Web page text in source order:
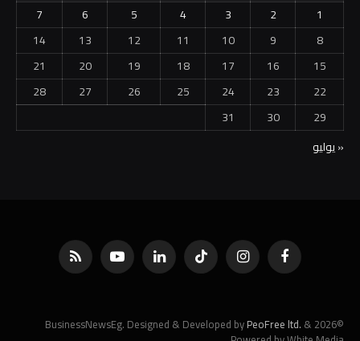
1
2
3
4
5
6
7
8
9
10
11
12
13
14
15
16
17
18
19
20
21
22
23
24
25
26
27
28
29
30
31
« يوليو
فيسبوك الانستغرامتيكتوك لينكدإن يوتيوب RSS
©2026 BusinessNewsEg. Designed & Developed by
PeoFree ltd. &